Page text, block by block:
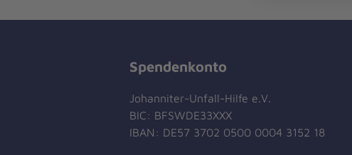
Spendenkonto
Johanniter-Unfall-Hilfe e.V.
BIC: BFSWDE33XXX
IBAN: DE57 3702 0500 0004 3152 18